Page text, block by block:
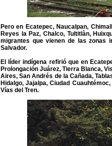
Pero en Ecatepec, Naucalpan,
Reyes la Paz, Chalco, Tultitlàn,
migrantes que vienen de las zonas
Salvador.
El líder indígena refirió que en
Prolongación Juárez, Tierra Blanca,
Aires, San Andrés de la Cañada,
Hidalgo, Jajalpa, Ciudad
Vías del Tren.